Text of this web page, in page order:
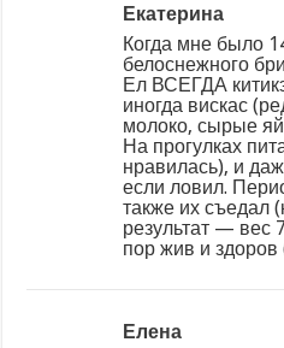
Екатерина
Когда мне было
белоснежного
Ел ВСЕГДА
иногда вискас
молоко, сырые
На прогулках
нравилась), и
если ловил.
также их съедал
результат — вес
пор жив и здоров
Елена